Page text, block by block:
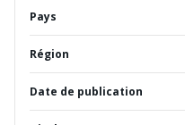
Pays
Région
Date de publication